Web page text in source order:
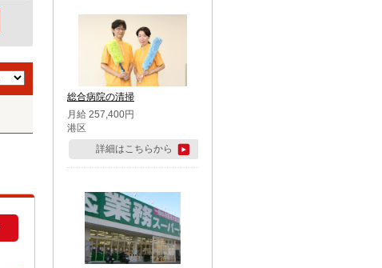
総合病院の清掃
月給 257,400円
港区
詳細はこちらから